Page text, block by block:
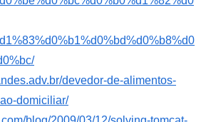
devedor-de-alimentos-
domiciliar/